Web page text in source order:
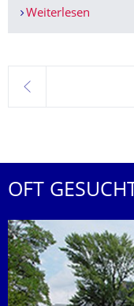
Weiterlesen
zurück
OFT GESUCHT